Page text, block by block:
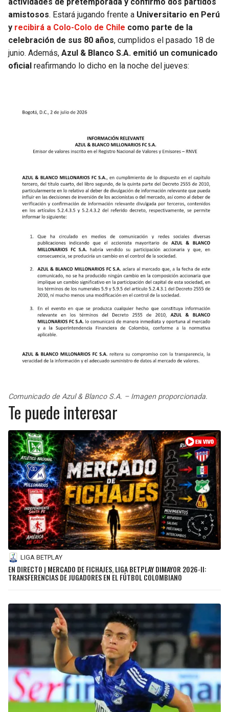
actividades de pretemporada y confirmó dos partidos
amistosos. Estará jugando frente a Universitario en Perú
y recibirá a Colo-Colo de Chile como parte de la
celebración de sus 80 años, cumplidos el pasado 18 de
junio. Además, Azul & Blanco S.A. emitió un comunicado
oficial reafirmando lo dicho en la noche del jueves:
Comunicado de Azul & Blanco S.A. – Imagen proporcionada.
Te puede interesar
LIGA BETPLAY
EN DIRECTO | MERCADO DE FICHAJES, LIGA BETPLAY DIMAYOR 2026-II:
TRANSFERENCIAS DE JUGADORES EN EL FÚTBOL COLOMBIANO